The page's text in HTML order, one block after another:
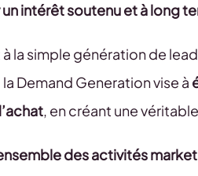
intérêt soutenu et à long
la simple génération de
Demand Generation vise à
, en créant une
des activités